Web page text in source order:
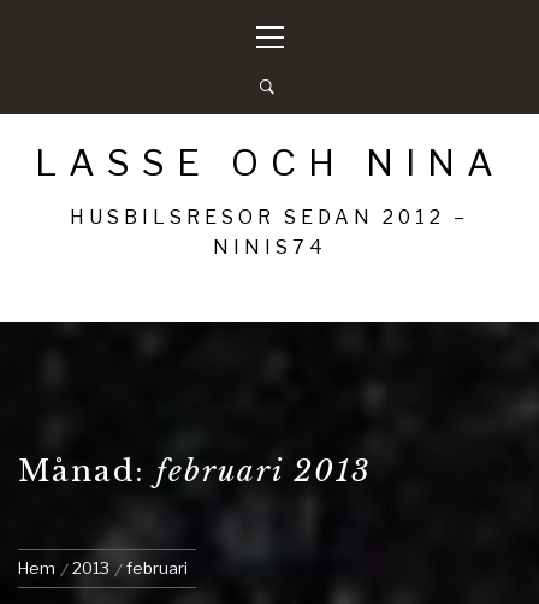
meny
LASSE OCH NINA
HUSBILSRESOR SEDAN 2012 –
NINIS74
Månad: februari 2013
Hem 2013 februari